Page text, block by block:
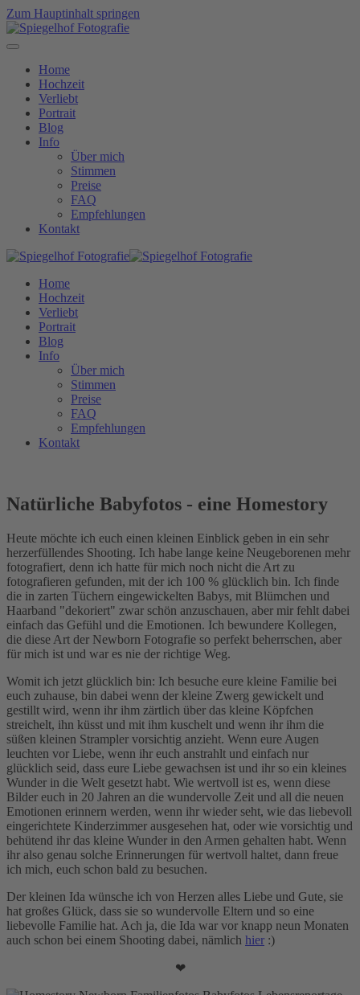
Zum Hauptinhalt springen
Home
Hochzeit
Verliebt
Portrait
Blog
Info
Über mich
Stimmen
Preise
FAQ
Empfehlungen
Kontakt
Home
Hochzeit
Verliebt
Portrait
Blog
Info
Über mich
Stimmen
Preise
FAQ
Empfehlungen
Kontakt
Natürliche Babyfotos - eine Homestory
Heute möchte ich euch einen kleinen Einblick geben in ein sehr
herzerfüllendes Shooting. Ich habe lange keine Neugeborenen mehr
fotografiert, denn ich hatte für mich noch nicht die Art zu
fotografieren gefunden, mit der ich 100 % glücklich bin. Ich finde
die in zarten Tüchern eingewickelten Babys, mit Blümchen und
Haarband "dekoriert" zwar schön anzuschauen, aber mir fehlt dabei
einfach das Gefühl und die Emotionen. Ich bewundere Kollegen,
die diese Art der Newborn Fotografie so perfekt beherrschen, aber
für mich ist und war es nie der richtige Weg.
Womit ich jetzt glücklich bin: Ich besuche eure kleine Familie bei
euch zuhause, bin dabei wenn der kleine Zwerg gewickelt und
gestillt wird, wenn ihr ihm zärtlich über das kleine Köpfchen
streichelt, ihn küsst und mit ihm kuschelt und wenn ihr ihm die
süßen kleinen Strampler vorsichtig anzieht. Wenn eure Augen
leuchten vor Liebe, wenn ihr euch anstrahlt und einfach nur
glücklich seid, dass eure Liebe gewachsen ist und ihr so ein kleines
Wunder in die Welt gesetzt habt. Wie wertvoll ist es, wenn diese
Bilder euch in 20 Jahren an die wundervolle Zeit und all die neuen
Emotionen erinnern werden, wenn ihr wieder seht, wie das liebevoll
eingerichtete Kinderzimmer ausgesehen hat, oder wie vorsichtig und
behütend ihr das kleine Wunder in den Armen gehalten habt. Wenn
ihr also genau solche Erinnerungen für wertvoll haltet, dann freue
ich mich, euch schon bald zu besuchen.
Der kleinen Ida wünsche ich von Herzen alles Liebe und Gute, sie
hat großes Glück, dass sie so wundervolle Eltern und so eine
liebevolle Familie hat. Ach ja, die Ida war vor knapp neun Monaten
auch schon bei einem Shooting dabei, nämlich hier :)
❤